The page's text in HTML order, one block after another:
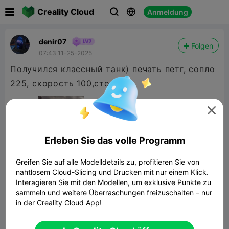
Creality Cloud   Anmeldung
denir07
07:43 11-25-2025
Folgen
Получился классный танк) печать петг, сопло
225, скорость 100,стол 80

Erleben Sie das volle Programm
Greifen Sie auf alle Modelldetails zu, profitieren Sie von
nahtlosem Cloud-Slicing und Drucken mit nur einem Klick.
Interagieren Sie mit den Modellen, um exklusive Punkte zu
sammeln und weitere Überraschungen freizuschalten – nur
in der Creality Cloud App!